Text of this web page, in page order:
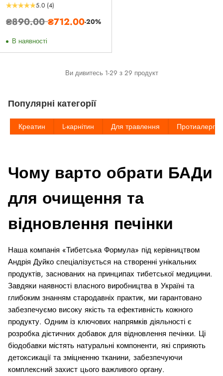
5.0 (4)
Звичайна
₴890.00₴712.00-20%
В наявності
Ви дивитесь 1-29 з 29 продукт
Популярні категорії
Креатин L-карнітин Для травлення
Чому варто обрати БАДи
для очищення та
відновлення печінки
Наша компанія «Тибетська Формула» під керівництвом
Андрія Дуйко спеціалізується на створенні унікальних
продуктів, заснованих на принципах тибетської медицини.
Завдяки наявності власного виробництва в Україні та
глибоким знанням стародавніх практик, ми гарантовано
забезпечуємо високу якість та ефективність кожного
продукту. Одним із ключових напрямків діяльності є
розробка дієтичних добавок для відновлення печінки. Ці
біодобавки містять натуральні компоненти, які сприяють
детоксикації та зміцненню тканини, забезпечуючи
комплексний захист цього важливого органу.